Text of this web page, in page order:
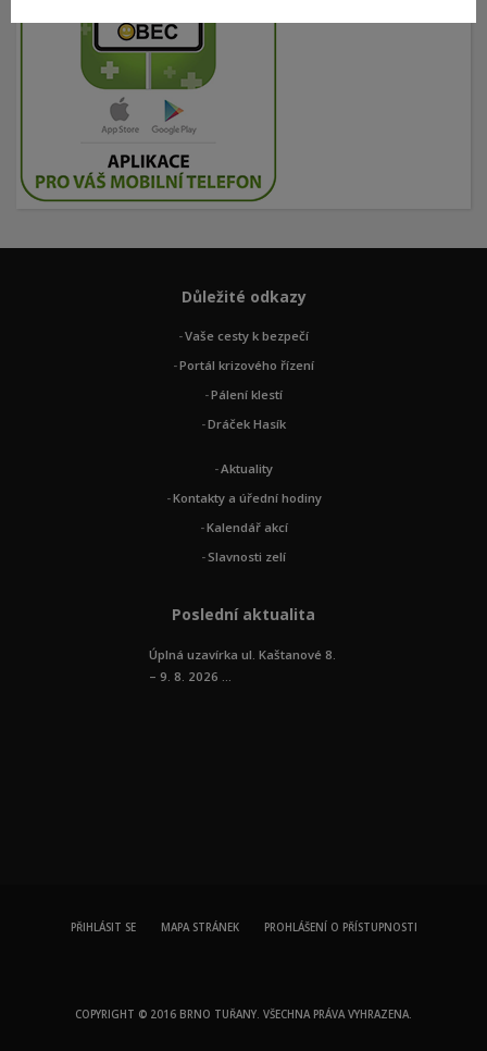
Důležité odkazy
Vaše cesty k bezpečí
Portál krizového řízení
Pálení klestí
Dráček Hasík
Aktuality
Kontakty a úřední hodiny
Kalendář akcí
Slavnosti zelí
Poslední aktualita
Úplná uzavírka ul. Kaštanové 8.
– 9. 8. 2026 ...
PŘIHLÁSIT SE MAPA STRÁNEK PROHLÁŠENÍ O PŘÍSTUPNOSTI
COPYRIGHT © 2016 BRNO TUŘANY. VŠECHNA PRÁVA VYHRAZENA.